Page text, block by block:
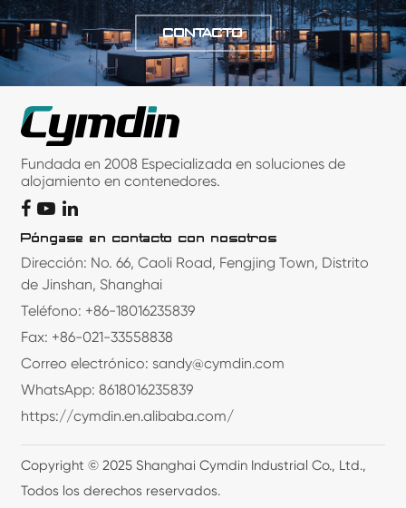
CONTACTO
Fundada en 2008 Especializada en soluciones de
alojamiento en contenedores.
Póngase en contacto con nosotros
Dirección: No. 66, Caoli Road, Fengjing Town, Distrito
de Jinshan, Shanghai
Teléfono: +86-18016235839
Fax: +86-021-33558838
Correo electrónico: sandy@cymdin.com
WhatsApp: 8618016235839
https://cymdin.en.alibaba.com/
Copyright © 2025 Shanghai Cymdin Industrial Co., Ltd.,
Todos los derechos reservados.